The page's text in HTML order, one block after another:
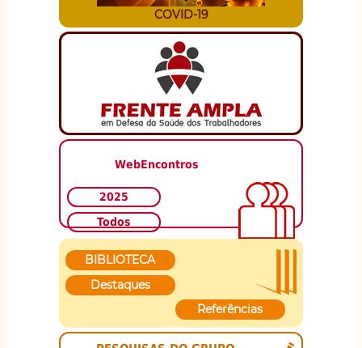
COVID-19
WebEncontros
2025
Todos
BIBLIOTECA
Destaques
Referências